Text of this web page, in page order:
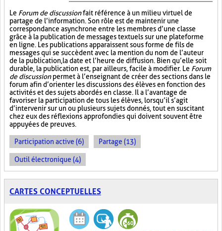
Le Forum de discussionfait référence à un milieu virtuel de
partage de l’information. Son rôle est de maintenir une
correspondance asynchrone entre les membres d’une classe
grâce à la publication de messages textuels sur une plateforme
en ligne. Les publications apparaissent sous forme de fils de
messages qui se succèdent avec la mention du nom de l’auteur
de la publication, la date et l’heure de diffusion. Bien qu’elle soit
durable, la publication est, par ailleurs, facile à modifier. Le Forum
de discussionpermet à l’enseignant de créer des sections dans le
forum afin d’orienter les discussions des élèves en fonction des
activités et des sujets abordés en classe. Il a l’avantage de
favoriser la participation de tous les élèves, lorsqu’il s’agit
d’intervenir sur un ou plusieurs sujets donnés, tout en suscitant
chez eux des réflexions approfondies qui doivent souvent être
appuyées de preuves.
Participation active (6) Partage (13)
Outil électronique (4)
CARTES CONCEPTUELLES